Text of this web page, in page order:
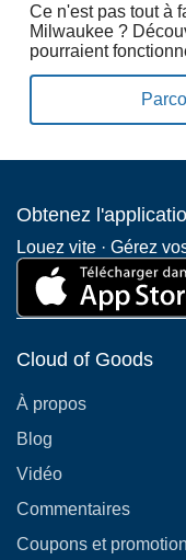
Ce n'est pas tout à
Milwaukee ?
pourraient
Obtenez
Louez vite · Gérez
Cloud of Goods
À propos
Blog
Vidéo
Commentaires
Coupons et